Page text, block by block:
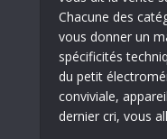
Chacune des
vous donner un
spécificités
du petit
conviviale,
dernier cri, vous